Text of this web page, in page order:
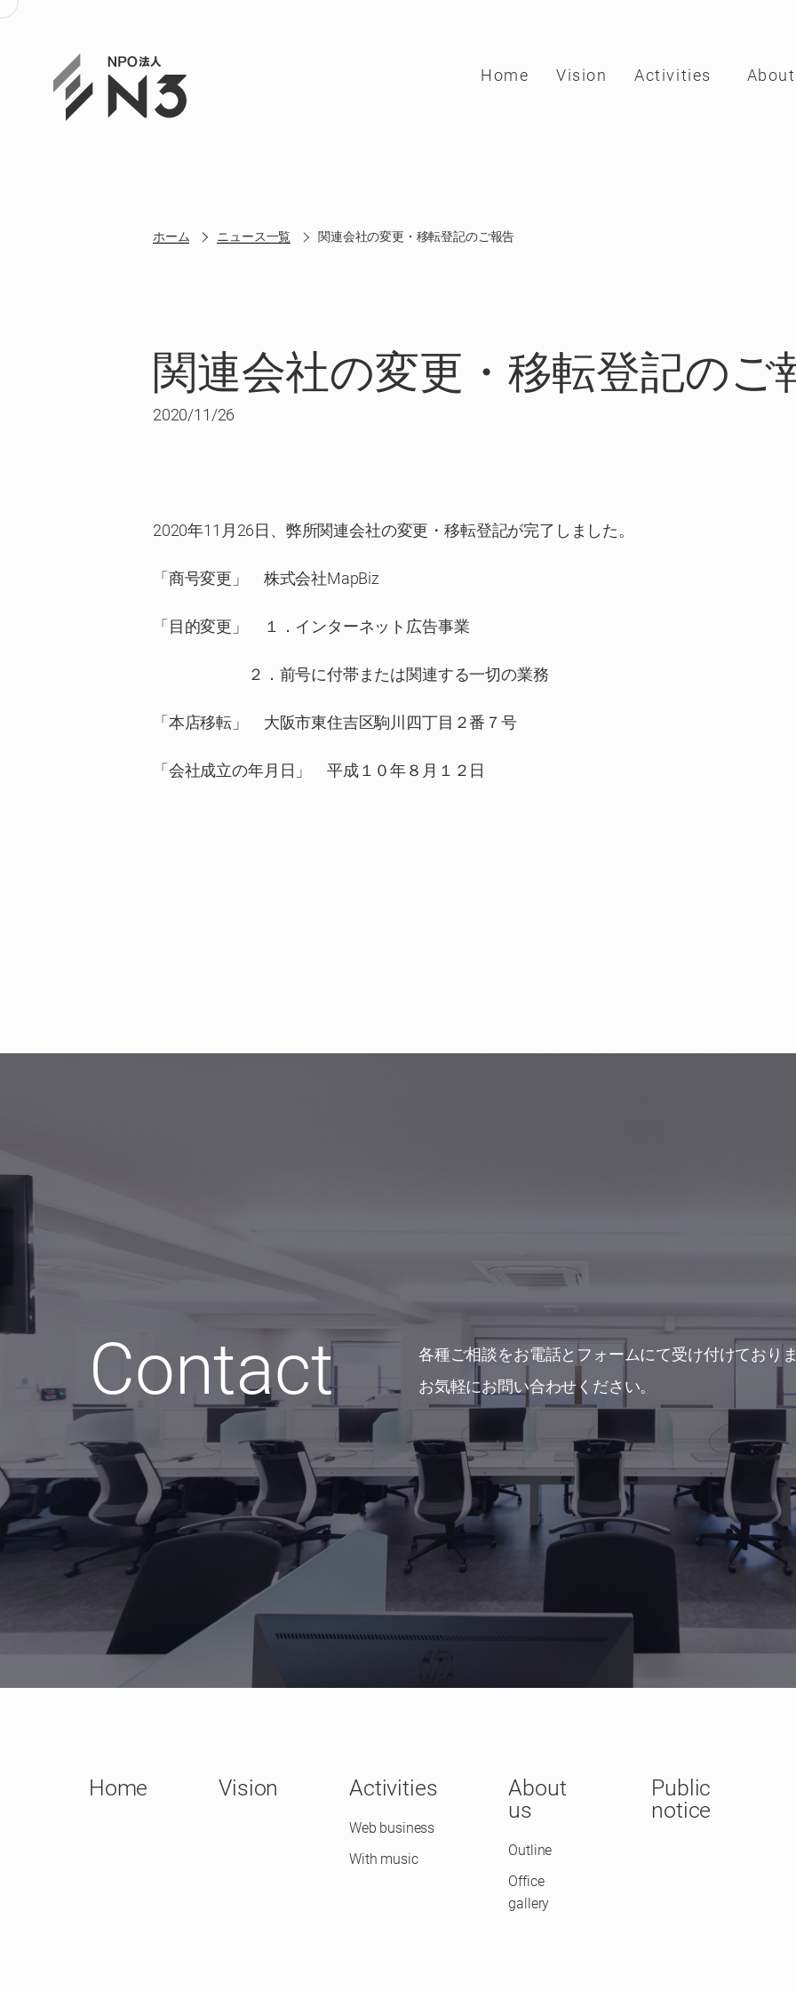
Home Vision Activities
ホーム ニュース一覧 関連会社の変更・移転登記のご報告
関連会社の変更・移転登記のご
2020/11/26
2020年11月26日、弊所関連会社の変更・移転登記が完了しました。
「商号変更」 株式会社MapBiz
「目的変更」 １．インターネット広告事業
２．前号に付帯または関連する一切の業務
「本店移転」 大阪市東住吉区駒川四丁目２番７号
「会社成立の年月日」 平成１０年８月１２日
Contact 各種ご相談をお電話とフォームにて受け付けており
お気軽にお問い合わせください。
Home Vision Activities
Web business
With music
About
us
Outline
Office
gallery
Public
notice